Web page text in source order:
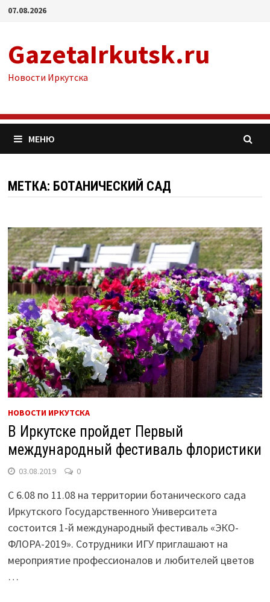
Перейти
07.08.2026
GazetaIrkutsk.ru
Новости Иркутска
МЕНЮ
МЕТКА: БОТАНИЧЕСКИЙ САД
НОВОСТИ ИРКУТСКА
В Иркутске пройдет Первый
международный фестиваль флористики
03.08.2019 0
С 6.08 по 11.08 на территории ботанического сада
Иркутского Государственного Университета
состоится 1-й международный фестиваль «ЭКО-
ФЛОРА-2019». Сотрудники ИГУ приглашают на
мероприятие профессионалов и любителей цветов
…